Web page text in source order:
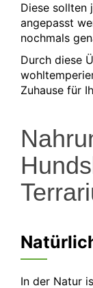
Diese sollten
angepasst
nochmals
Durch diese
Zuhause für
In der Natur